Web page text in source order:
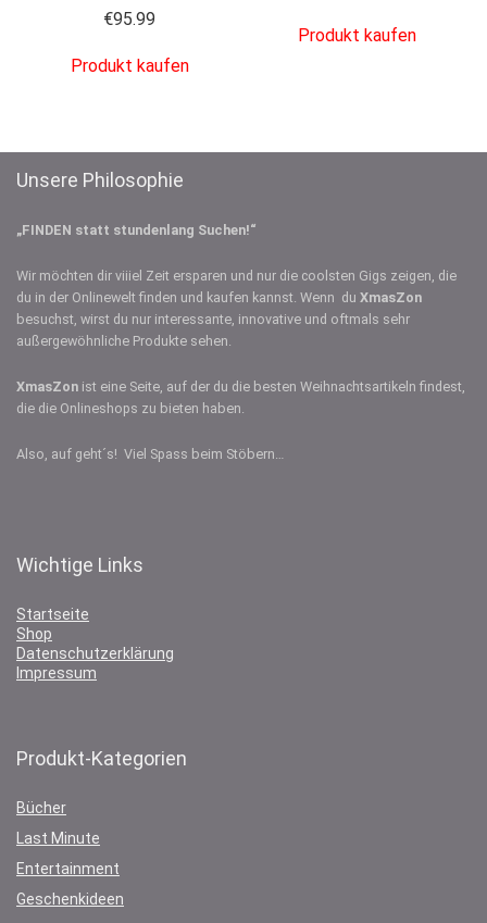
€95.99
Produkt kaufen
Produkt kaufen
Unsere Philosophie
„FINDEN statt stundenlang Suchen!“
Wir möchten dir viiiel Zeit ersparen und nur die coolsten Gigs zeigen, die
du in der Onlinewelt finden und kaufen kannst. Wenn du XmasZon
besuchst, wirst du nur interessante, innovative und oftmals sehr
außergewöhnliche Produkte sehen.
XmasZon ist eine Seite, auf der du die besten Weihnachtsartikeln findest,
die die Onlineshops zu bieten haben.
Also, auf geht´s! Viel Spass beim Stöbern…
Wichtige Links
Startseite
Shop
Datenschutzerklärung
Impressum
Produkt-Kategorien
Bücher
Last Minute
Entertainment
Geschenkideen